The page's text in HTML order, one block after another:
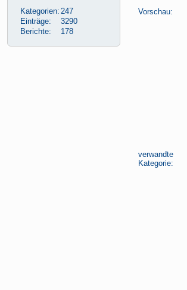
Vorschau:
verwandte
Kategorie:
Kategorien: 247
Einträge:
3290
Berichte:
178